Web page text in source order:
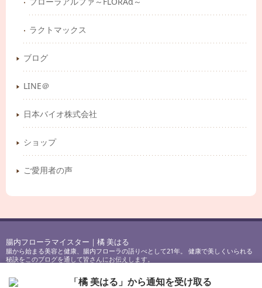
ラクトマックス
ブログ
LINE＠
日本バイオ株式会社
ショップ
ご愛用者の声
腸内フローラマイスター｜橘 美はる
腸から始まる美容と健康、腸内フローラの語りべとして21年。 健康で美しくいられる
秘訣をこのブログを通して皆さんにお伝えします。
「橘 美はる」から通知を受け取る